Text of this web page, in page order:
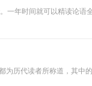
年时间就可以精读论语
历代读者所称道，其中